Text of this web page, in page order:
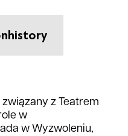
history
z Teatrem
w
w Wyzwoleniu,